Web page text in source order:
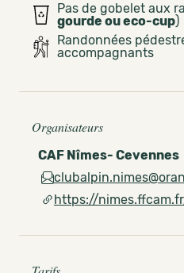
Pas de gobelet aux
gourde ou eco-cup)
Randonnées
accompagnants
Organisateurs
CAF Nîmes- Cevennes
https://